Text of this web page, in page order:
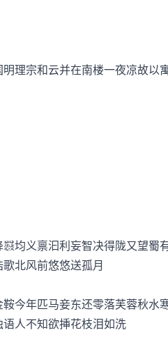
理宗和云并在南楼一夜凉故以
均义禀汩利妄智决得陇又望蜀
北风前悠悠送孤月
今年匹马妾东还零落芙蓉秋水
人不知欲挿花枝泪如洗